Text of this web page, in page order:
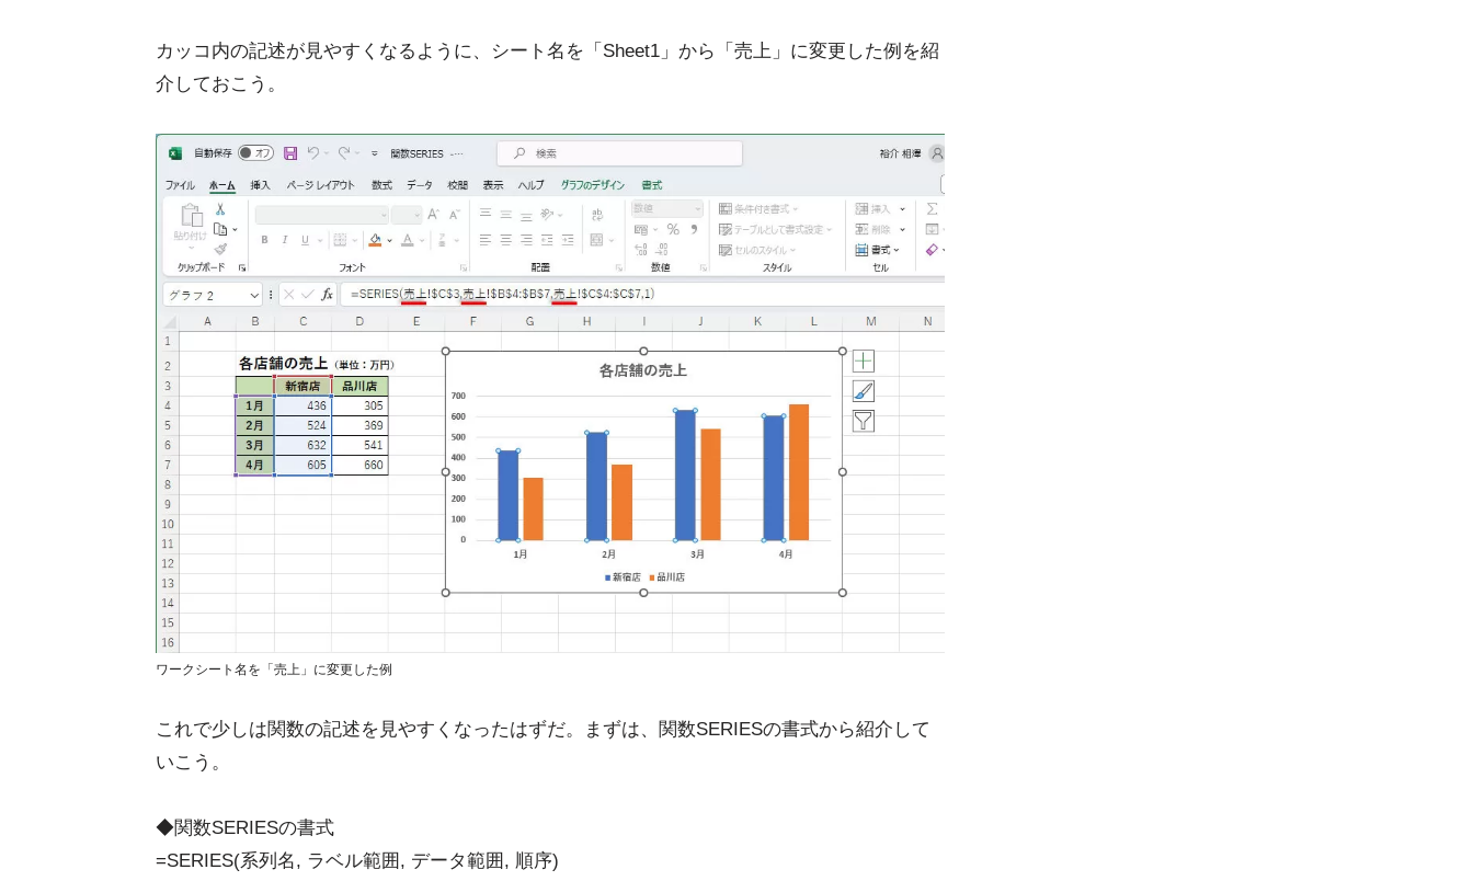
カッコ内の記述が見やすくなるように、シート名を「Sheet1」から「売上」に変更した例を紹
介しておこう。
ワークシート名を「売上」に変更した例
これで少しは関数の記述を見やすくなったはずだ。まずは、関数SERIESの書式から紹介して
いこう。
◆関数SERIESの書式
=SERIES(系列名, ラベル範囲, データ範囲, 順序)